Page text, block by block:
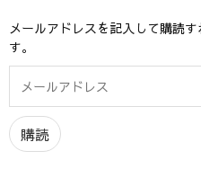
メールアドレスを記入して購読
す。
ル
ア
ド
購読